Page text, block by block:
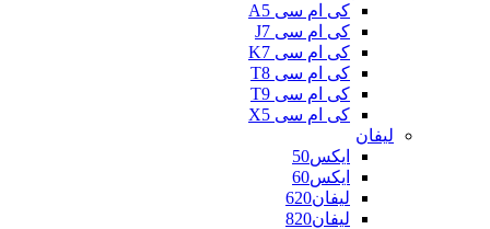
کی ام سی A5
کی ام سی J7
کی ام سی K7
کی ام سی T8
کی ام سی T9
کی ام سی X5
لیفان
ایکس50
ایکس60
لیفان620
لیفان820